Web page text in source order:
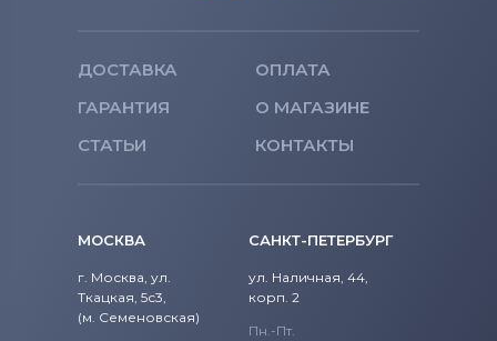
ДОСТАВКА
ОПЛАТА
ГАРАНТИЯ
О МАГАЗИНЕ
СТАТЬИ
КОНТАКТЫ
МОСКВА
г. Москва, ул.
Ткацкая, 5с3,
(м. Семеновская)
САНКТ-ПЕТЕРБУРГ
ул. Наличная, 44,
корп. 2
Пн.-Пт.